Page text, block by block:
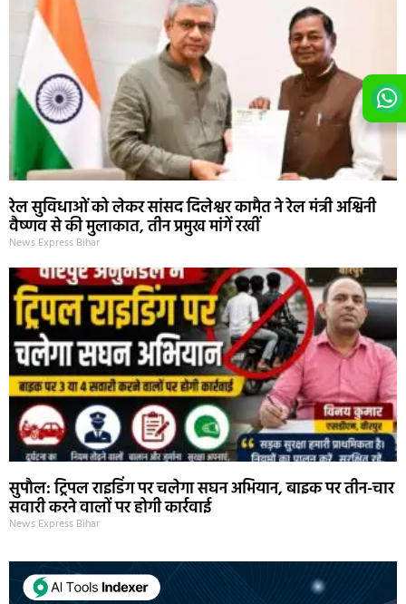
रेल सुविधाओं को लेकर सांसद दिलेश्वर कामैत ने रेल मंत्री अश्विनी
वैष्णव से की मुलाकात, तीन प्रमुख मांगें रखीं
News Express Bihar
सुपौल: ट्रिपल राइडिंग पर चलेगा सघन अभियान, बाइक पर तीन-चार
सवारी करने वालों पर होगी कार्रवाई
News Express Bihar